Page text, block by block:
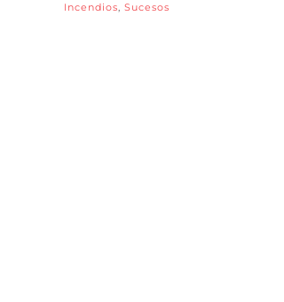
Incendios, Sucesos